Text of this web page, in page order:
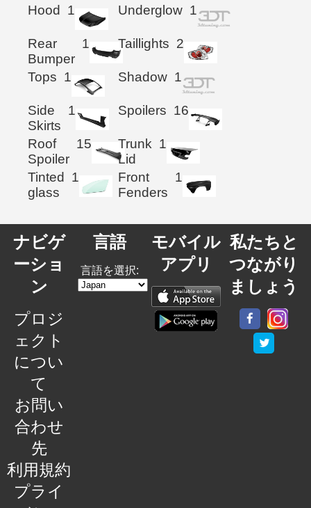
Hood 1 Underglow 1
Rear
Bumper
1 Taillights 2
Tops 1 Shadow 1
Side
Skirts
1 Spoilers 16
Roof
Spoiler
15
Trunk
Lid
1
Tinted
glass
1
Front
Fenders
1
ナビゲ
ーショ
ン
プロジ
ェクト
につい
て
お問い
合わせ
先
利用規約
プライ
言語
言語を選択:
モバイル
アプリ
私たちと
つながり
ましょう